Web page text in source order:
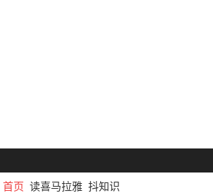
首页 读喜马拉雅 抖知识